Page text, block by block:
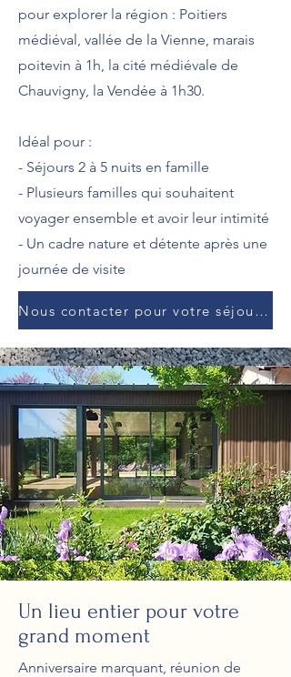
pour explorer la région : Poitiers
médiéval, vallée de la Vienne, marais
poitevin à 1h, la cité médiévale de
Chauvigny, la Vendée à 1h30.
Idéal pour :
- Séjours 2 à 5 nuits en famille
- Plusieurs familles qui souhaitent
voyager ensemble et avoir leur intimité
- Un cadre nature et détente après une
journée de visite
Nous contacter pour votre séjour famille
Un lieu entier pour votre
grand moment
Anniversaire marquant, réunion de